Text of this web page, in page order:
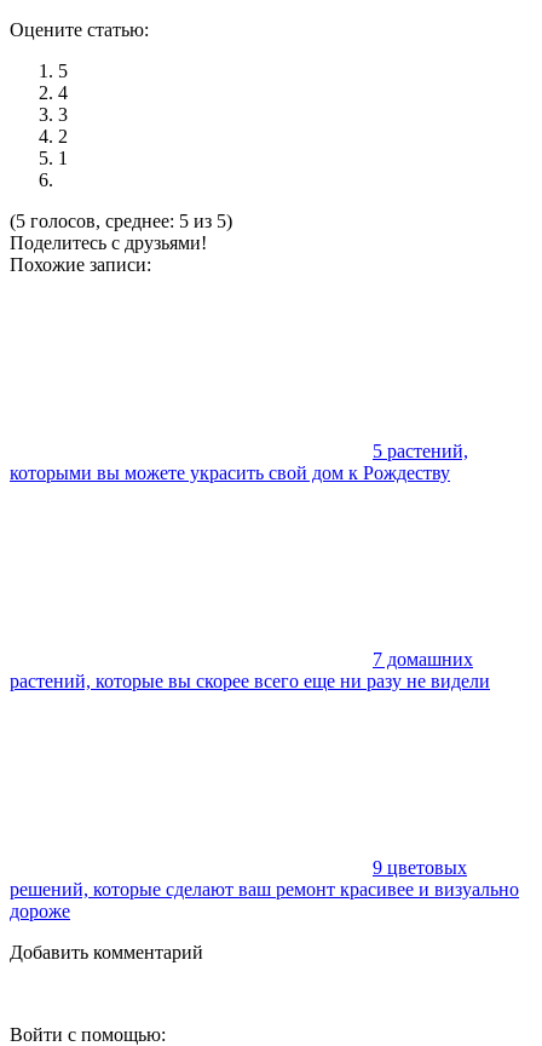
Оцените статью:
5
4
3
2
1
(5 голосов, среднее: 5 из 5)
Поделитесь с друзьями!
Похожие записи:
5 растений,
которыми вы можете украсить свой дом к Рождеству
7 домашних
растений, которые вы скорее всего еще ни разу не видели
9 цветовых
решений, которые сделают ваш ремонт красивее и визуально
дороже
Добавить комментарий
Войти с помощью: